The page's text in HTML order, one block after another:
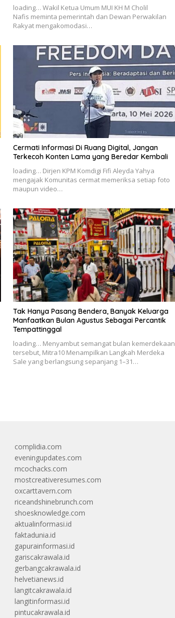
loading… Wakil Ketua Umum MUI KH M Cholil
Nafis meminta pemerintah dan Dewan Perwakilan
Rakyat mengakomodasi…
Cermati Informasi Di Ruang Digital, Jangan
Terkecoh Konten Lama yang Beredar Kembali
loading… Dirjen KPM Komdigi Fifi Aleyda Yahya
mengajak Komunitas cermat memeriksa setiap foto
maupun video…
Tak Hanya Pasang Bendera, Banyak Keluarga
Manfaatkan Bulan Agustus Sebagai Percantik
Tempattinggal
loading… Menyambut semangat bulan kemerdekaan
tersebut, Mitra10 Menampilkan Langkah Merdeka
Sale yang berlangsung sepanjang 1–31…
complidia.com
eveningupdates.com
mcochacks.com
mostcreativeresumes.com
oxcarttavern.com
riceandshinebrunch.com
shoesknowledge.com
aktualinformasi.id
faktadunia.id
gapurainformasi.id
gariscakrawala.id
gerbangcakrawala.id
helvetianews.id
langitcakrawala.id
langitinformasi.id
pintucakrawala.id